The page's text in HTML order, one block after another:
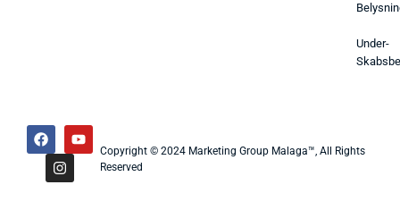
Under-
Copyright © 2024 Marketing Group Malaga™, All Rights
Reserved